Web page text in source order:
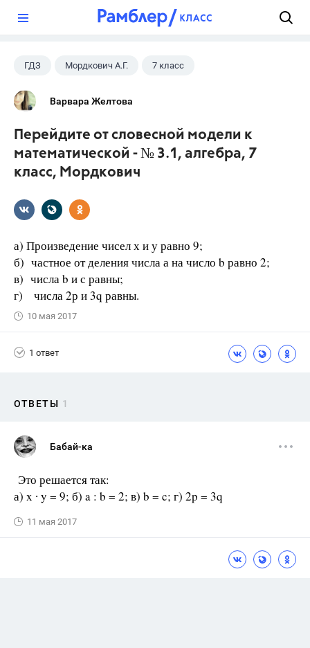
ГДЗ Мордкович А.Г. 7 класс
Варвара Желтова
Перейдите от словесной модели к
математической - № 3.1, алгебра, 7
класс, Мордкович
а) Произведение чисел х и у равно 9;
б) частное от деления числа а на число b равно 2;
в) числа b и с равны;
г) числа 2р и 3q равны.
10 мая 2017
1 ответ
ОТВЕТЫ 1
Бабай-ка
Это решается так:
а) x ∙ y = 9; б) a : b = 2; в) b = c; г) 2p = 3q
11 мая 2017